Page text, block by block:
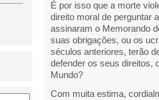
É por isso que a morte
direito moral de perguntar
assinaram o Memorando
suas obrigações, ou os
séculos anteriores, terão
defender os seus direitos,
Mundo?
Com muita estima,